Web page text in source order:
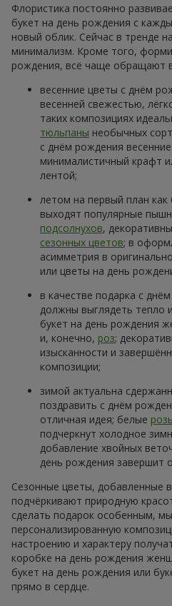
Флористика постоянно
букет на день рождения с
новый облик. Сейчас в тренде
минимализм. Кроме того,
рождения, всё чаще обращают
весенние цветы с днём
весенней свежестью,
таких композициях
тюльпаны необычных
с днём рождения
минималистичный крафт
лентой;
летом на первый план
выходят популярные
подсолнухов,
сезонных цветов; в
асимметрия в
или цветы на день
в качестве подарка с
должны выглядеть тепло
букет на день рождения
и, конечно, роз;
изысканности и
композиции;
зимой актуальна
поздравить с днём
отличная идея; белые
подчеркнут холодное
добавление хвойных
день рождения завершит
Сезонные цветы, добавленные
подчёркивают природную
сделать подарок особенным,
персонализированную
настроению и характеру
коробке на день рождения
букет на день рождения или
прямо в сердце.